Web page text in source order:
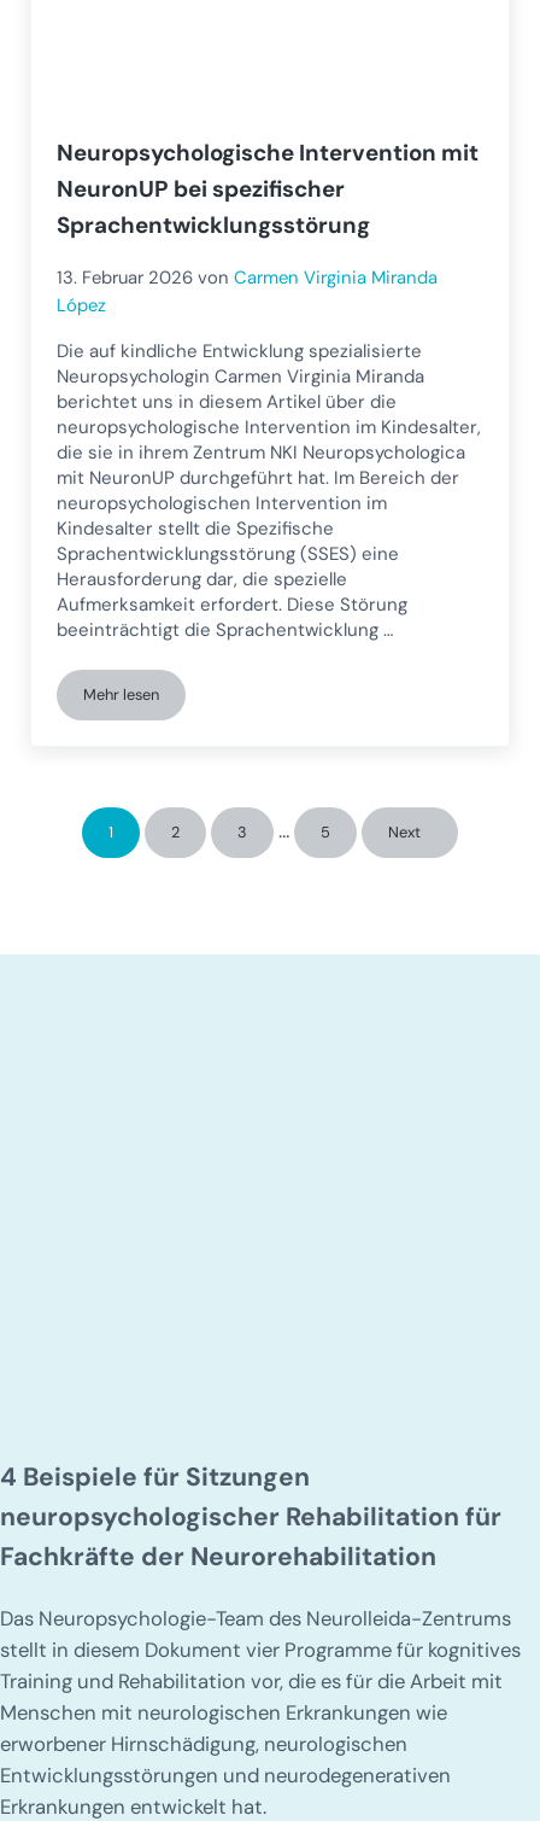
Neuropsychologische Intervention mit
NeuronUP bei spezifischer
Sprachentwicklungsstörung
13. Februar 2026 vonCarmen Virginia Miranda
López
Die auf kindliche Entwicklung spezialisierte
Neuropsychologin Carmen Virginia Miranda
berichtet uns in diesem Artikel über die
neuropsychologische Intervention im Kindesalter,
die sie in ihrem Zentrum NKI Neuropsychologica
mit NeuronUP durchgeführt hat. Im Bereich der
neuropsychologischen Intervention im
Kindesalter stellt die Spezifische
Sprachentwicklungsstörung (SSES) eine
Herausforderung dar, die spezielle
Aufmerksamkeit erfordert. Diese Störung
beeinträchtigt die Sprachentwicklung …
Mehr lesenNeuropsychologische Intervention mit NeuronUP bei
Seite
1 Seite
2 Seite
3 Interim pages omitted
… Seite
5 Next
4 Beispiele für Sitzungen
neuropsychologischer Rehabilitation für
Fachkräfte der Neurorehabilitation
Das Neuropsychologie-Team des Neurolleida-Zentrums
stellt in diesem Dokument vier Programme für kognitives
Training und Rehabilitation vor, die es für die Arbeit mit
Menschen mit neurologischen Erkrankungen wie
erworbener Hirnschädigung, neurologischen
Entwicklungsstörungen und neurodegenerativen
Erkrankungen entwickelt hat.